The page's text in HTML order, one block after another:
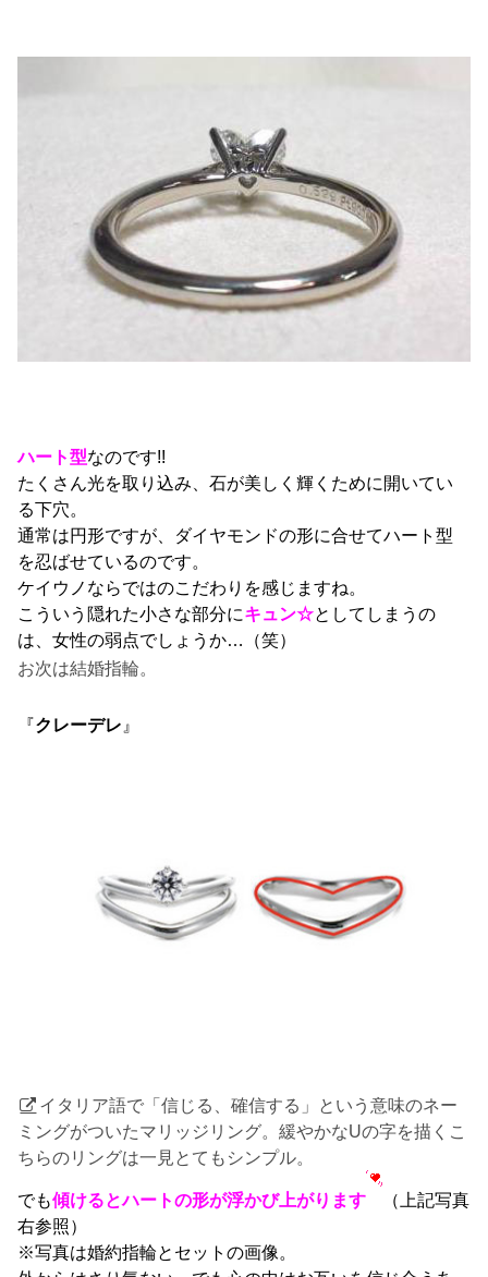
ハート型なのです!!
たくさん光を取り込み、石が美しく輝くために開いてい
る下穴。
通常は円形ですが、ダイヤモンドの形に合せてハート型
を忍ばせているのです。
ケイウノならではのこだわりを感じますね。
こういう隠れた小さな部分にキュン☆としてしまうの
は、女性の弱点でしょうか…（笑）
お次は結婚指輪。
『クレーデレ 』
イタリア語で「信じる、確信する」という意味のネー
ミングがついたマリッジリング。緩やかなUの字を描くこ
ちらのリングは一見とてもシンプル。
でも傾けるとハートの形が浮かび上がります
（上記写真
右参照）
※写真は婚約指輪とセットの画像。